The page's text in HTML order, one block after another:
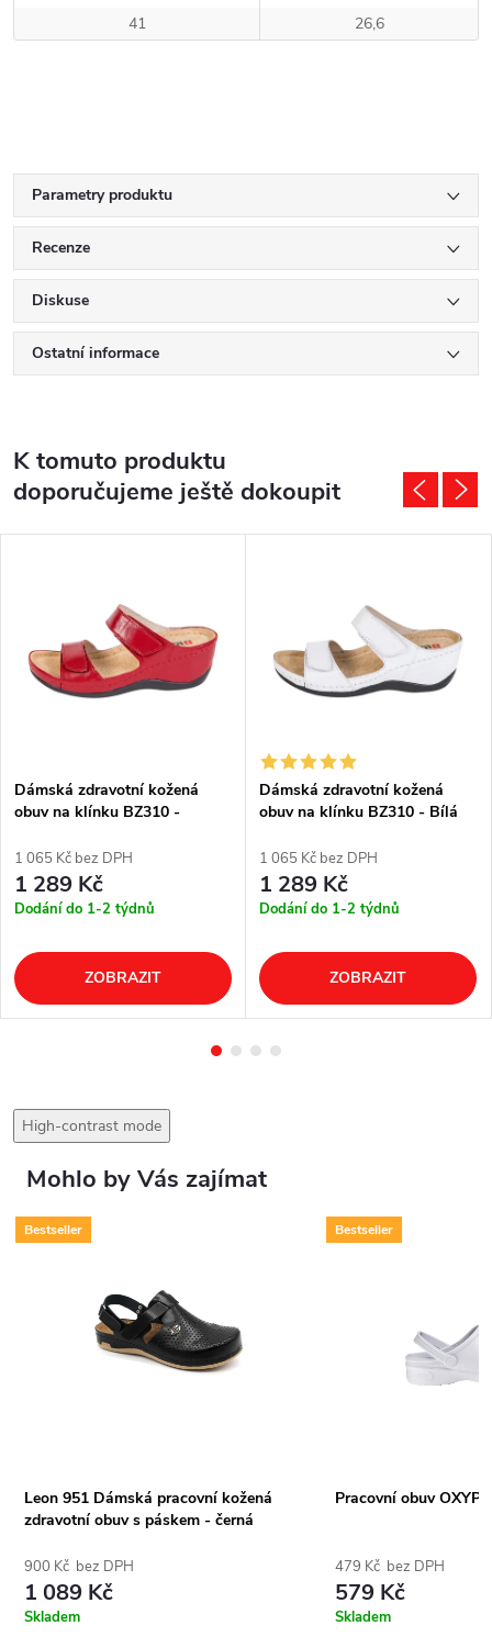
41
26,6
Parametry produktu
Recenze
Diskuse
Ostatní informace
K tomuto produktu
doporučujeme ještě dokoupit
Dámská zdravotní kožená
obuv na klínku BZ310 -
1 065 Kč bez DPH
1 289 Kč
Dodání do 1-2 týdnů
ZOBRAZIT
Dámská zdravotní kožená
obuv na klínku BZ310 - Bílá
1 065 Kč bez DPH
1 289 Kč
Dodání do 1-2 týdnů
ZOBRAZIT
High-contrast mode
Mohlo by Vás zajímat
Bestseller
Leon 951 Dámská pracovní kožená
zdravotní obuv s páskem - černá
900 Kč bez DPH
1 089 Kč
Skladem
Bestseller
Pracovní obuv
479 Kč bez DPH
579 Kč
Skladem